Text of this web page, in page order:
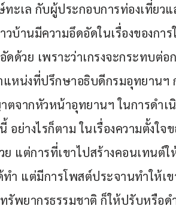
ะเล กับผู้ประกอบการท่องเที่ยว
บ้านมีความอึดอัดในเรื่องของการ
ดด้วย เพราะว่าเกรงจะกระทบต่
แหน่งที่ปรึกษาอธิบดีกรมอุทยานฯ
จากหัวหน้าอุทยานฯ ในการดำเ
อย่างไรก็ตาม ในเรื่องความตั้งใจ
แต่การที่เขาไปสร้างคอนเทนต์
ำ แต่มีการโพสต์ประจานทำให้เข
รัพยากรธรรมชาติ ก็ให้ปรับหรือด